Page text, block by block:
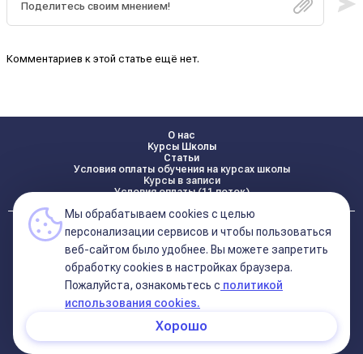
Комментариев к этой статье ещё нет.
О нас
Курсы Школы
Статьи
Условия оплаты обучения на курсах школы
Курсы в записи
Условия оплаты (11 поток)
Реквизиты
Контакты
Политика конфиденциальности
Договор оферта (соглашение)
+7 495 681 02 96
11-ый Дом© 2026 Школа Астрологии
Катерины Дятловой 11-ый Дом
Мы обрабатываем cookies с целью
персонализации сервисов и чтобы пользоваться
веб-сайтом было удобнее. Вы можете запретить
обработку сookies в настройках браузера.
Пожалуйста, ознакомьтесь с политикой
использования cookies.
Хорошо